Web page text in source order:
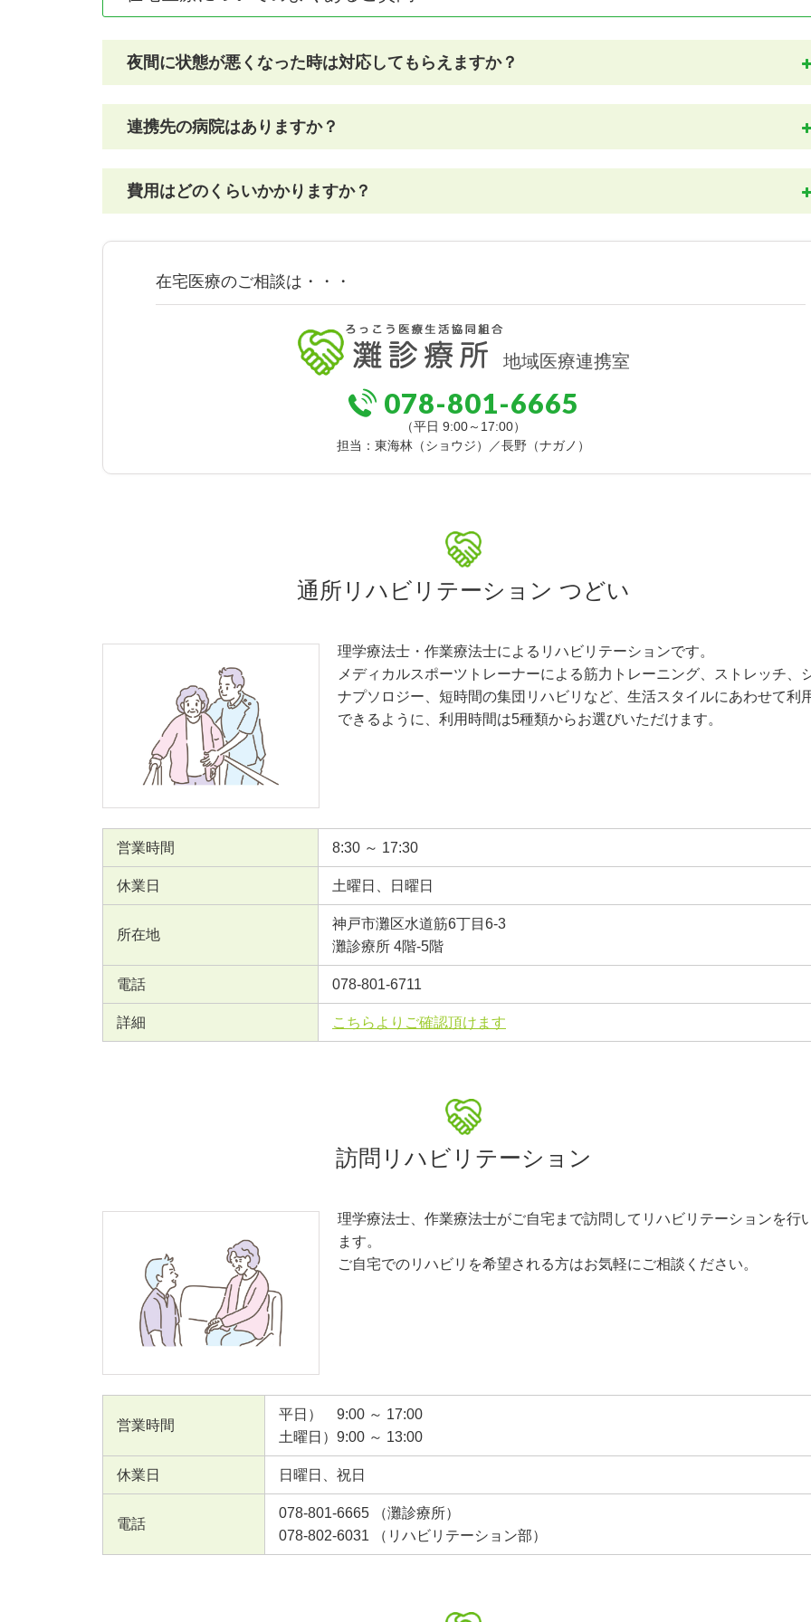
夜間に状態が悪くなった時は対応してもらえますか？
連携先の病院はありますか？
費用はどのくらいかかりますか？
在宅時医学総合管理料（月1回） 約5,000円
在宅患者訪問診療料（月2回）
居宅療養管理指導（介護保険）
在宅医療のご相談は・・・
地域医療連携室
078-801-6665
（平日 9:00～17:00）
担当：東海林（ショウジ）／長野（ナガノ）
通所リハビリテーション つどい
理学療法士・作業療法士によるリハビリテーションです。
メディカルスポーツトレーナーによる筋力トレーニング、ストレッチ、
ナプソロジー、短時間の集団リハビリなど、生活スタイルにあわせて利
できるように、利用時間は5種類からお選びいただけます。
営業時間 8:30 ～ 17:30
休業日 土曜日、日曜日
所在地
神戸市灘区水道筋6丁目6-3
灘診療所 4階-5階
電話 078-801-6711
詳細 こちらよりご確認頂けます
訪問リハビリテーション
理学療法士、作業療法士がご自宅まで訪問してリハビリテーションを行
ます。
ご自宅でのリハビリを希望される方はお気軽にご相談ください。
営業時間
平日） 9:00 ～ 17:00
土曜日）9:00 ～ 13:00
休業日 日曜日、祝日
電話
078-801-6665 （灘診療所）
078-802-6031 （リハビリテーション部）